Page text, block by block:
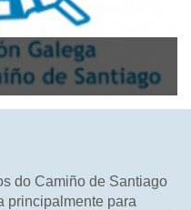
do Camiño de Santiago
principalmente para